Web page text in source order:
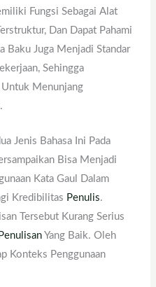
Fungsi Sebagai Alat
Dan Dapat Pahami
Baku Juga Menjadi Standar
Sehingga
Untuk Menunjang
Jenis Bahasa Ini Pada
Bisa Menjadi
Kata Gaul Dalam
Kredibilitas Penulis.
Tersebut Kurang Serius
Penulisan Yang Baik. Oleh
Konteks Penggunaan